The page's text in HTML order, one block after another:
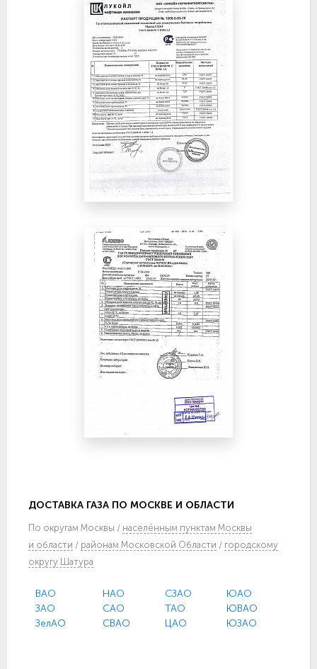
ДОСТАВКА ГАЗА ПО МОСКВЕ И ОБЛАСТИ
По округам Москвы / населённым пунктам Москвы
и области / районам Московской Области / городскому
округу Шатура
ВАО
ЗАО
ЗелАО
НАО
САО
СВАО
СЗАО
ТАО
ЦАО
ЮАО
ЮВАО
ЮЗАО